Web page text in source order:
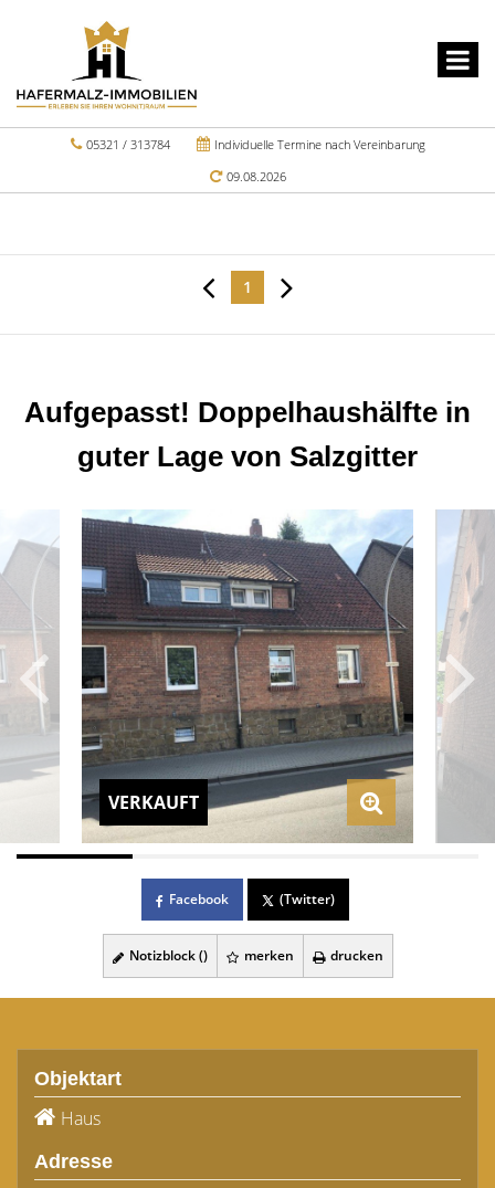
05321 / 313784
Individuelle Termine nach Vereinbarung
09.08.2026
1
Aufgepasst! Doppelhaushälfte in
guter Lage von Salzgitter
VERKAUFT
Facebook (Twitter)
Notizblock () merken drucken
Objektart
Haus
Adresse